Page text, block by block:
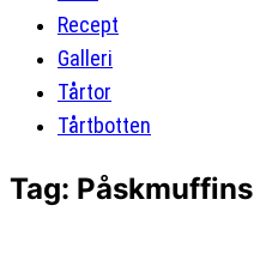
Recept
Galleri
Tårtor
Tårtbotten
Tag: Påskmuffins